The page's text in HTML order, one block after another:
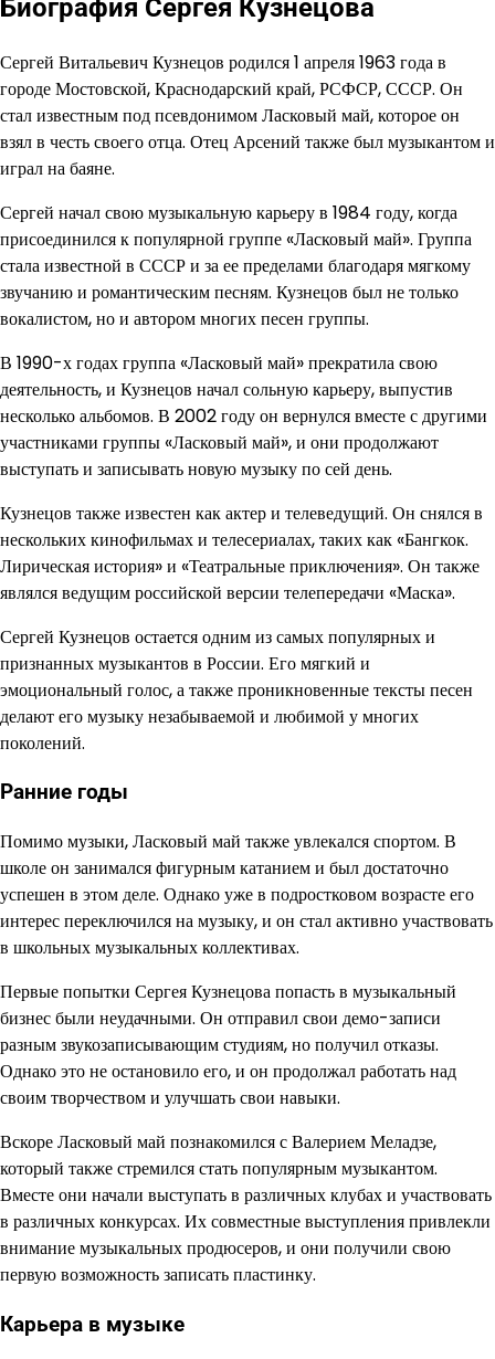
Биография Сергея Кузнецова
Сергей Витальевич Кузнецов родился 1 апреля 1963 года в
городе Мостовской, Краснодарский край, РСФСР, СССР. Он
стал известным под псевдонимом Ласковый май, которое он
взял в честь своего отца. Отец Арсений также был музыкантом и
играл на баяне.
Сергей начал свою музыкальную карьеру в 1984 году, когда
присоединился к популярной группе «Ласковый май». Группа
стала известной в СССР и за ее пределами благодаря мягкому
звучанию и романтическим песням. Кузнецов был не только
вокалистом, но и автором многих песен группы.
В 1990-х годах группа «Ласковый май» прекратила свою
деятельность, и Кузнецов начал сольную карьеру, выпустив
несколько альбомов. В 2002 году он вернулся вместе с другими
участниками группы «Ласковый май», и они продолжают
выступать и записывать новую музыку по сей день.
Кузнецов также известен как актер и телеведущий. Он снялся в
нескольких кинофильмах и телесериалах, таких как «Бангкок.
Лирическая история» и «Театральные приключения». Он также
являлся ведущим российской версии телепередачи «Маска».
Сергей Кузнецов остается одним из самых популярных и
признанных музыкантов в России. Его мягкий и
эмоциональный голос, а также проникновенные тексты песен
делают его музыку незабываемой и любимой у многих
поколений.
Ранние годы
Помимо музыки, Ласковый май также увлекался спортом. В
школе он занимался фигурным катанием и был достаточно
успешен в этом деле. Однако уже в подростковом возрасте его
интерес переключился на музыку, и он стал активно участвовать
в школьных музыкальных коллективах.
Первые попытки Сергея Кузнецова попасть в музыкальный
бизнес были неудачными. Он отправил свои демо-записи
разным звукозаписывающим студиям, но получил отказы.
Однако это не остановило его, и он продолжал работать над
своим творчеством и улучшать свои навыки.
Вскоре Ласковый май познакомился с Валерием Меладзе,
который также стремился стать популярным музыкантом.
Вместе они начали выступать в различных клубах и участвовать
в различных конкурсах. Их совместные выступления привлекли
внимание музыкальных продюсеров, и они получили свою
первую возможность записать пластинку.
Карьера в музыке